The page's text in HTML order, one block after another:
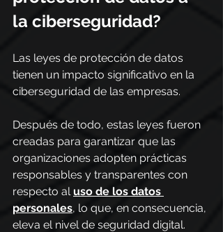
la ciberseguridad?
Las leyes de protección de datos
tienen un impacto significativo en la
ciberseguridad de las empresas.
Después de todo, estas leyes fueron
creadas para garantizar que las
organizaciones adopten prácticas
responsables y transparentes con
respecto al uso de los datos
personales, lo que, en consecuencia,
eleva el nivel de seguridad digital.